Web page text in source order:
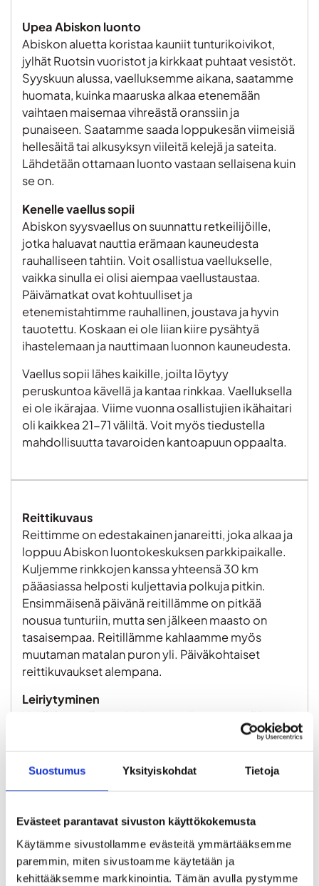
Suostumus Yksityiskohdat Tietoja
Evästeet parantavat sivuston käyttökokemusta
Käytämme sivustollamme evästeitä ymmärtääksemme
paremmin, miten sivustoamme käytetään ja
kehittääksemme markkinointia. Tämän avulla pystymme
Upea Abiskon luonto
Abiskon aluetta koristaa kauniit tunturikoivikot,
jylhät Ruotsin vuoristot ja kirkkaat puhtaat vesistöt.
Syyskuun alussa, vaelluksemme aikana, saatamme
huomata, kuinka maaruska alkaa etenemään
vaihtaen maisemaa vihreästä oranssiin ja
punaiseen. Saatamme saada loppukesän viimeisiä
hellesäitä tai alkusyksyn viileitä kelejä ja sateita.
Lähdetään ottamaan luonto vastaan sellaisena kuin
se on.
Kenelle vaellus sopii
Abiskon syysvaellus on suunnattu retkeilijöille,
jotka haluavat nauttia erämaan kauneudesta
rauhalliseen tahtiin. Voit osallistua vaellukselle,
vaikka sinulla ei olisi aiempaa vaellustaustaa.
Päivämatkat ovat kohtuulliset ja
etenemistahtimme rauhallinen, joustava ja hyvin
tauotettu. Koskaan ei ole liian kiire pysähtyä
ihastelemaan ja nauttimaan luonnon kauneudesta.
Vaellus sopii lähes kaikille, joilta löytyy
peruskuntoa kävellä ja kantaa rinkkaa. Vaelluksella
ei ole ikärajaa. Viime vuonna osallistujien ikähaitari
oli kaikkea 21-71 väliltä. Voit myös tiedustella
mahdollisuutta tavaroiden kantoapuun oppaalta.
Reittikuvaus
Reittimme on edestakainen janareitti, joka alkaa ja
loppuu Abiskon luontokeskuksen parkkipaikalle.
Kuljemme rinkkojen kanssa yhteensä 30 km
pääasiassa helposti kuljettavia polkuja pitkin.
Ensimmäisenä päivänä reitillämme on pitkää
nousua tunturiin, mutta sen jälkeen maasto on
tasaisempaa. Reitillämme kahlaamme myös
muutaman matalan puron yli. Päiväkohtaiset
reittikuvaukset alempana.
Leiriytyminen
Vaelluksen aikana vietämme erämaassa neljä
päivää ja kolme yötä, jotka kaikki nukumme
erämaassa ilman retkeilyralenteita ja kaksi
myrskyhuone.
Lyhyiden päivämatkojen ansiosta leiripaikalle jää
paljon aikaa rentoutua ja palautua päivästä. Iltaisin
on mahdollista lähteä lisäretkille tuntureille